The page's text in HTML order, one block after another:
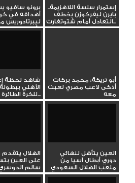
إستمرار سلسة اللاهزيمة..
بايرن ليفركوزن يخطف
التعادل أمام شتوتغارت...
برونو سافيو
أهدافه في
ليبرتادوريس
أمام...
أبو تريكة: محمد بركات
أذكى لاعب مصري لعبت
معه
شاهد لحظة
الأهلي
للكرة الطائرة أمام...
العين يتأهل لنهائي
دوري أبطال آسيا من
ملعب الهلال السعودي
الهلال
على العين
سالم